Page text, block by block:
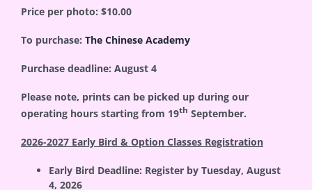
Price per photo: $10.00
To purchase: The Chinese Academy
Purchase deadline: August 4
Please note, prints can be picked up during our
operating hours starting from 19th September.
2026-2027 Early Bird & Option Classes Registration
Early Bird Deadline: Register by Tuesday, August
4, 2026